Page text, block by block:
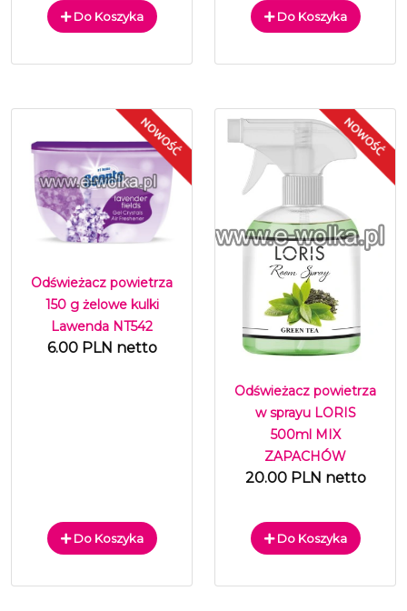
Do Koszyka Do Koszyka
Odświeżacz powietrza
150 g żelowe kulki
Lawenda NT542
6.00 PLN netto
Do Koszyka
Odświeżacz powietrza
w sprayu LORIS
500ml MIX
ZAPACHÓW
20.00 PLN netto
Do Koszyka